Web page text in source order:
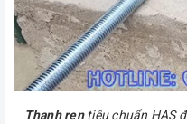
Thanh rentiêu chuẩn HAS